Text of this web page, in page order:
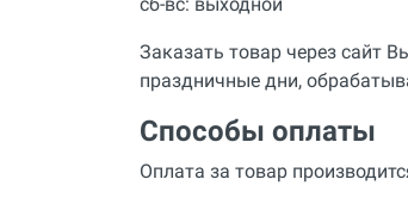
Муфты ремонтные (хомуты)
Гидродинамические машины
для промывки труб
Машины и инструмент для
Заказать товар через сайт
праздничные дни,
Способы оплаты
Оплата за товар